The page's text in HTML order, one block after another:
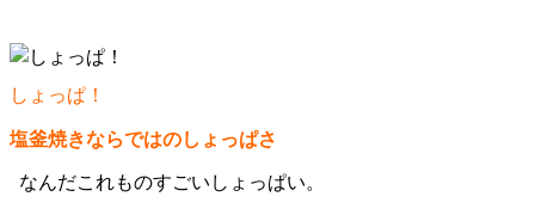
しょっぱ！
塩釜焼きならではのしょっぱさ
なんだこれものすごいしょっぱい。